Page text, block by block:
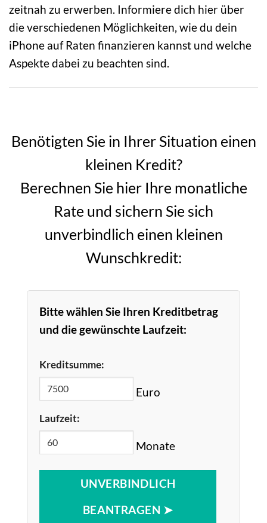
zeitnah zu erwerben. Informiere dich hier über
die verschiedenen Möglichkeiten, wie du dein
iPhone auf Raten finanzieren kannst und welche
Aspekte dabei zu beachten sind.
Benötigten Sie in Ihrer Situation einen
kleinen Kredit?
Berechnen Sie hier Ihre monatliche
Rate und sichern Sie sich
unverbindlich einen kleinen
Wunschkredit:
Bitte wählen Sie Ihren Kreditbetrag
und die gewünschte Laufzeit:
Kreditsumme:
Euro
Laufzeit:
Monate
UNVERBINDLICH
BEANTRAGEN ➤